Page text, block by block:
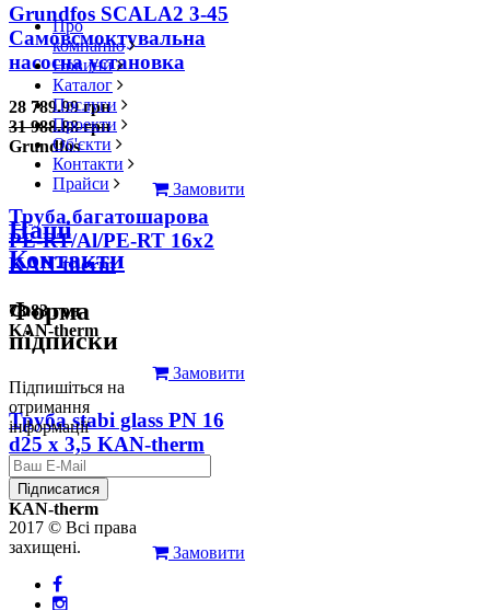
Grundfos SCALA2 3-45
Самовсмоктувальна
насосна установка
28 789.99 грн
31 988.88 грн
Grundfos
Замовити
Труба багатошарова
PE-RT/Al/PE-RT 16x2
KAN-therm
78.83 грн
KAN-therm
Замовити
Труба stabi glass PN 16
d25 х 3,5 KAN-therm
126.31 грн
KAN-therm
Замовити
Про
компанію
Новини
Каталог
Послуги
Проекти
Об'єкти
Контакти
Прайси
Наші
Контакти
Форма
підписки
Підпишіться на
отримання
інформації
Підписатися
2017 © Всі права
захищені.